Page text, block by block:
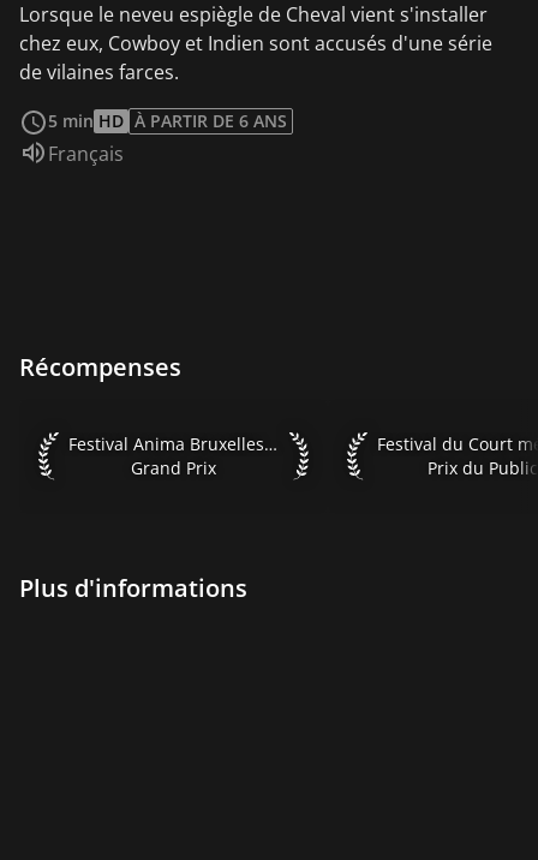
Lorsque le neveu espiègle de Cheval vient s'installer
chez eux, Cowboy et Indien sont accusés d'une série
de vilaines farces.
5 min HD À PARTIR DE 6 ANS
Audio :
Français
Récompenses
Festival Anima Bruxelles 2001 Grand Prix
Festival Anima Bruxelles 2001
Grand Prix
Festival du Court
Prix du Public
Plus d'informations